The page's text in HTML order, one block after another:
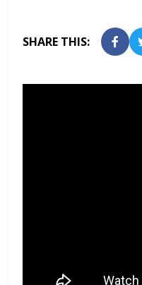
SHARE THIS: